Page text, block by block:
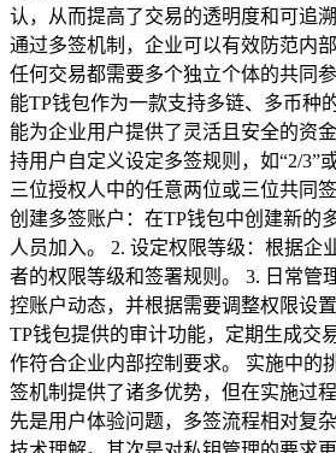
认，从而提高了交易的透明度和可追
通过多签机制，企业可以有效防范内
任何交易都需要多个独立个体的共同
能TP钱包作为一款支持多链、多币种
能为企业用户提供了灵活且安全的资
持用户自定义设定多签规则，如“2/3”
三位授权人中的任意两位或三位共同
创建多签账户：在TP钱包中创建新的
人员加入。 2. 设定权限等级：根据企
者的权限等级和签署规则。 3. 日常管
控账户动态，并根据需要调整权限设
TP钱包提供的审计功能，定期生成交
作符合企业内部控制要求。 实施中的
签机制提供了诸多优势，但在实施过
先是用户体验问题，多签流程相对复